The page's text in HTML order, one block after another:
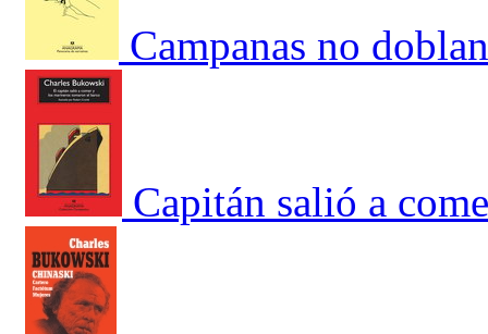
Campanas no
Capitán salió a